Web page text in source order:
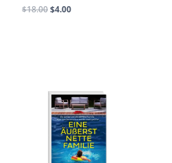
$18.00$4.00